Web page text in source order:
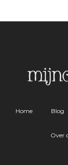
Home Blog
Over